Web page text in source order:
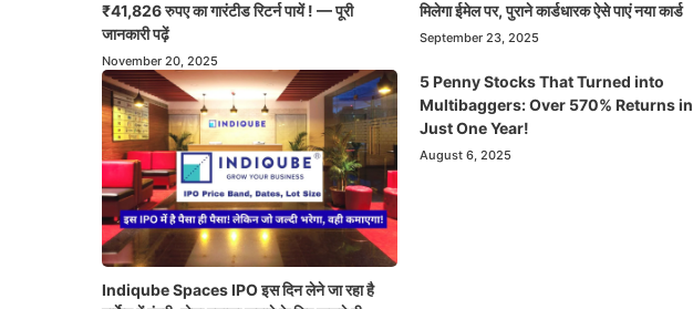
₹41,826 रुपए का गारंटीड रिटर्न पायें ! — पूरी
जानकारी पढ़ें
November 20, 2025
मिलेगा ईमेल पर, पुराने कार्डधारक ऐसे पाएं नया कार्ड
September 23, 2025
Indiqube Spaces IPO इस दिन लेने जा रहा है
5 Penny Stocks That Turned into
Multibaggers: Over 570% Returns in
Just One Year!
August 6, 2025